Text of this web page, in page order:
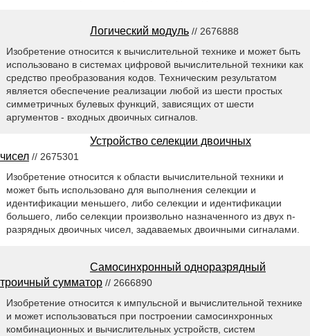
Логический модуль // 2676888
Изобретение относится к вычислительной технике и может быть
использовано в системах цифровой вычислительной техники как
средство преобразования кодов. Техническим результатом
является обеспечение реализации любой из шести простых
симметричных булевых функций, зависящих от шести
аргументов - входных двоичных сигналов.
Устройство селекции двоичных
чисел // 2675301
Изобретение относится к области вычислительной техники и
может быть использовано для выполнения селекции и
идентификации меньшего, либо селекции и идентификации
большего, либо селекции произвольно назначенного из двух n-
разрядных двоичных чисел, задаваемых двоичными сигналами.
Самосинхронный одноразрядный
троичный сумматор // 2666890
Изобретение относится к импульсной и вычислительной технике
и может использоваться при построении самосинхронных
комбинационных и вычислительных устройств, систем